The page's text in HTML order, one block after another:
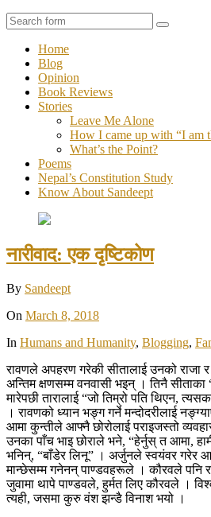
Search
Home
Blog
Opinion
Book Reviews
Stories
Leave Me Alone
How I came up with “I am
What’s the Point?
Poems
Nepal’s Constitution Study
Know About Sandeept
नारीवाद: एक दृष्टिकोण
By Sandeept
On March 8, 2018
In Humans and Humanity, Blogging,
रावणले अपहरण गरेकी सीतालाई उनको राजा
अन्तिम क्षणसम्म वनवासी भइन् । तिनै
मारेपछी तारालाई “जो तिम्रो पति थिएन,
। रावणको ध्यान भङ्ग गर्ने मन्दोदरीलाई
आमा कुन्तीले आफ्नै छोरोलाई पराइजस्तो
उनका पाँच भाइ छोराले भने, “हेर्नुस् त आमा,
भनिन्, “बाँडेर लिनू” । अर्जुनले स्वयंवर गरेर
मान्छेसम्म गनेनन् पाण्डवहरूले । कौरवले पनि
जुवामा थापे पाण्डवले, हुर्मत लिए कौरवले ।
त्यही, जसमा कुरु वंश झन्डै विनाश भयो ।